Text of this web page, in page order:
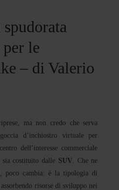
le
– di Valerio
ma non credo che serva
d’inchiostro virtuale per
dell’interesse commerciale
costituito dalle SUV. Che ne
poco cambia: è la tipologia di
risorse di sviluppo nei